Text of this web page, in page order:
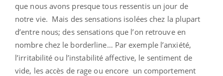
que nous avons presque tous ressentis un jour de
notre vie. Mais des sensations isolées chez la plupart
d’entre nous; des sensations que l’on retrouve en
nombre chez le borderline… Par exemple l’anxiété,
l’irritabilité ou l’instabilité affective, le sentiment de
vide, les accès de rage ou encore un comportement